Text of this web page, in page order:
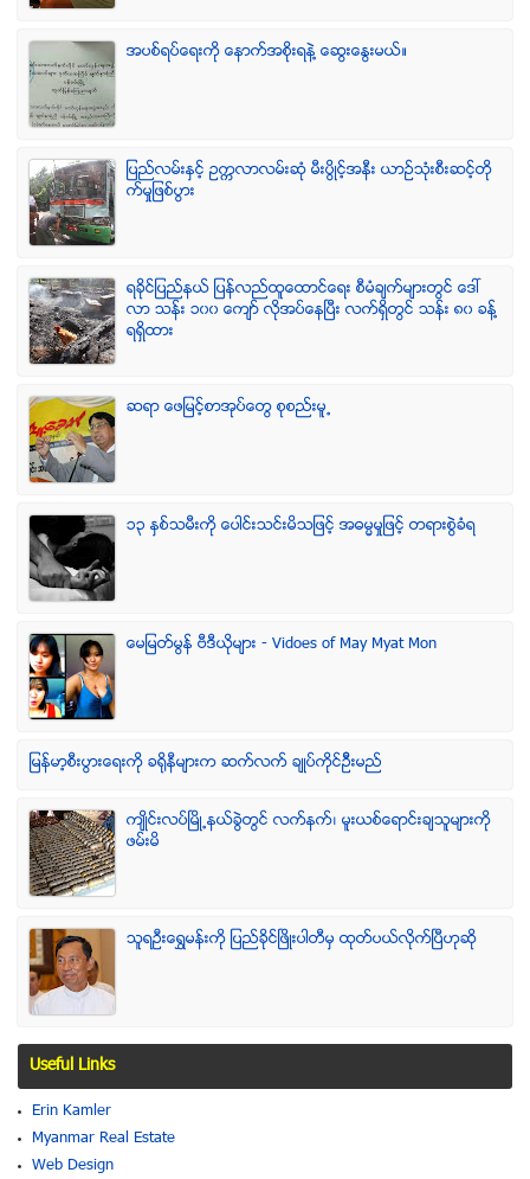
အပစ္ရပ္ေရးကို ေနာက္အစိုးရနဲ႔ ေဆြးေႏြးမယ္။
ျပည္လမ္းႏွင့္ ဥကၠလာလမ္းဆုံ မီးပြိဳင့္အနီး ယာဥ္သုံးစီးဆင့္တို
က္မႈျဖစ္ပြား
ရခုိင္ျပည္နယ္ ျပန္လည္ထူေထာင္ေရး စီမံခ်က္မ်ားတြင္ ေဒၚ
လာ သန္း ၁၀၀ ေက်ာ္ လုိအပ္ေနၿပီး လက္ရွိတြင္ သန္း ၈၀ ခန္႔
ရရွိထား
ဆရာ ေဖျမင့္စာအုပ္ေတြ စုစည္းမူ႕
၁၃ ႏွစ္သမီးကို ေပါင္းသင္းမိသျဖင့္ အဓမၼမႈျဖင့္ တရားစြဲခံရ
ေမျမတ္မြန္ ဗီဒီယုိမ်ား - Vidoes of May Myat Mon
ျမန္မာ့စီးပြားေရးကို ခရိုနီမ်ားက ဆက္လက္ ခ်ဳပ္ကိုင္ဥိီးမည္
က်ဳိင္းလပ္ၿမိဳ႕နယ္ခြဲတြင္ လက္နက္၊ မူးယစ္ေရာင္းခ်သူမ်ားကို
ဖမ္းမိ
သူရဦးေရႊမန္းကို ျပည္ခိုင္ျဖိဳးပါတီမွ ထုတ္ပယ္လိုက္ျပီဟုဆို
Useful Links
Erin Kamler
Myanmar Real Estate
Web Design